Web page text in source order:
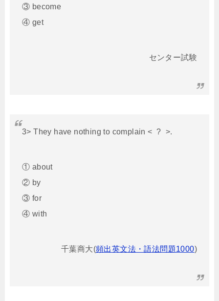
③ become
④ get
センター試験
3> They have nothing to complain < ? >.
① about
② by
③ for
④ with
千葉商大(頻出英文法・語法問題1000)